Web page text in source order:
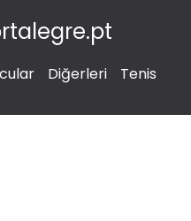
Diğerleri Tenis